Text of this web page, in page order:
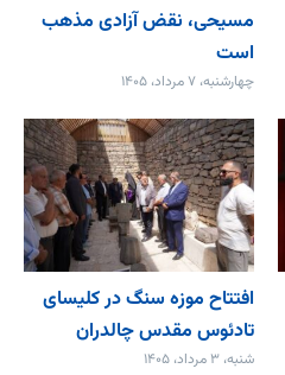
مسیحی، نقض آزادی مذهب
است
چهارشنبه، ۷ مرداد، ۱۴۰۵
افتتاح موزه سنگ در کلیسای
تادئوس مقدس چالدران
شنبه، ۳ مرداد، ۱۴۰۵